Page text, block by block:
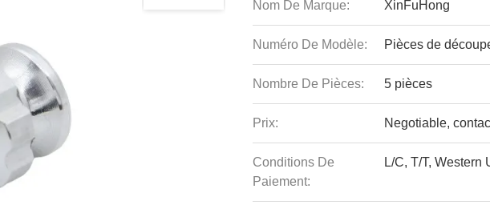
Nom De Marque: XinFuHong
Numéro De Modèle: Pièces de
Nombre De Pièces: 5 pièces
Prix: Negotiable,
Conditions De
Paiement:
L/C, T/T, Western